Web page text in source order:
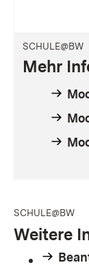
SCHULE@BW
Mehr
SCHULE@BW
Weitere